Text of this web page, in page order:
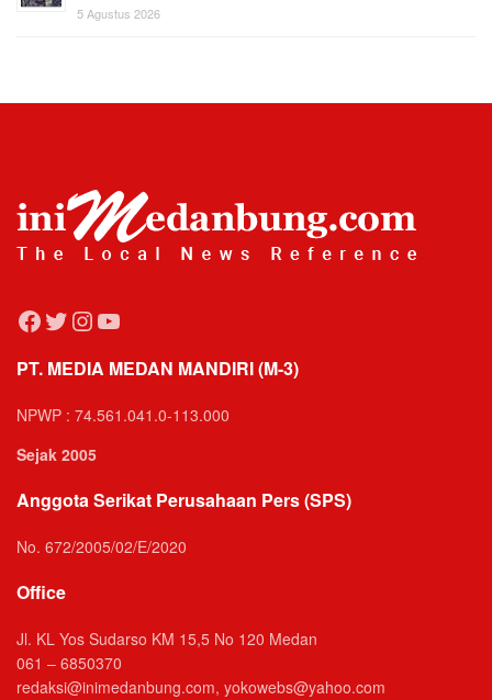
5 Agustus 2026
Facebook
Twitter
Instagram
YouTube
PT. MEDIA MEDAN MANDIRI (M-3)
NPWP : 74.561.041.0-113.000
Sejak 2005
Anggota Serikat Perusahaan Pers (SPS)
No. 672/2005/02/E/2020
Office
Jl. KL Yos Sudarso KM 15,5 No 120 Medan
061 – 6850370
redaksi@inimedanbung.com, yokowebs@yahoo.com